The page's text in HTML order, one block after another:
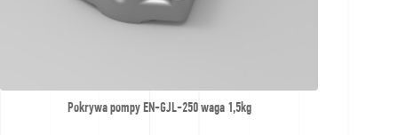
Pokrywa pompy EN-GJL-250 waga 1,5kg